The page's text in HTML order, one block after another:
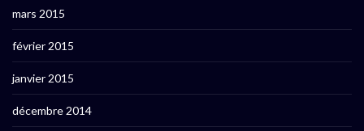
mars 2015
février 2015
janvier 2015
décembre 2014